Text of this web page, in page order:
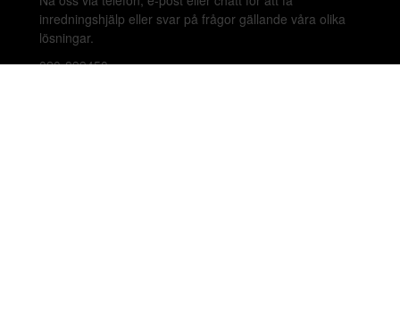
inredningshjälp eller svar på frågor gällande våra olika
lösningar.
020-899450